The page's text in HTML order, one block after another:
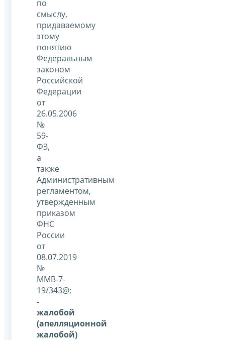
по
смыслу,
придаваемому
этому
понятию
Федеральным
законом
Российской
Федерации
от
26.05.2006
№
59-
ФЗ,
а
также
Административным
регламентом,
утвержденным
приказом
ФНС
России
от
08.07.2019
№
ММВ-7-
19/343@;
-
жалобой
(апелляционной
жалобой)